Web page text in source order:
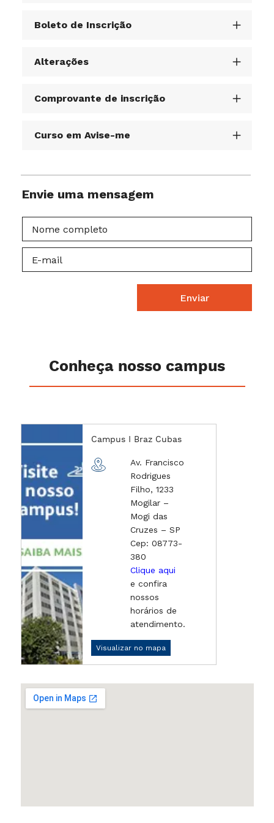
Boleto de Inscrição
Alterações
Comprovante de inscrição
Curso em Avise-me
Envie uma mensagem
Enviar
Conheça nosso campus
Campus I Braz Cubas
Av. Francisco
Rodrigues
Filho, 1233
Mogilar –
Mogi das
Cruzes – SP
Cep: 08773-
380
Clique aqui
e confira
nossos
horários de
atendimento.
Visualizar no mapa